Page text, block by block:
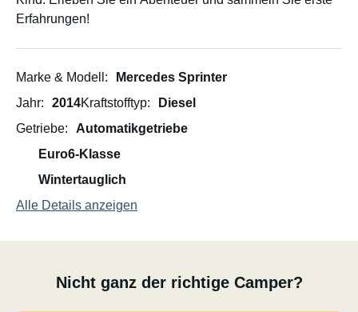
Erfahrungen!
Marke & Modell
Mercedes Sprinter
Jahr
2014Kraftstofftyp
Diesel
Getriebe
Automatikgetriebe
Euro6-Klasse
Wintertauglich
Alle Details anzeigen
Nicht ganz der richtige Camper?